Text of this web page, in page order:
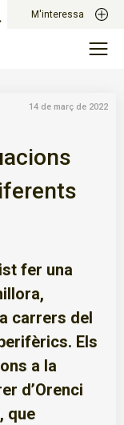
M'interessa
14 de març de 2022
fer una
carrers del
Els
a la
d’Orenci
que